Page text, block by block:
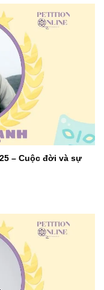
– Cuộc đời và sự